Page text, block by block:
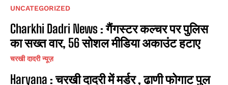
UNCATEGORIZED
Charkhi Dadri News : गैंगस्टर कल्चर पर पुलिस
का सख्त वार, 56 सोशल मीडिया अकाउंट हटाए
चरखी दादरी न्यूज़
Haryana : चरखी दादरी में मर्डर , ढाणी फोगाट पुल